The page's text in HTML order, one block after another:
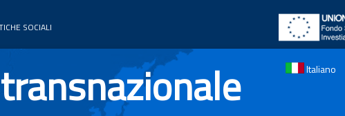
SOCIALI
Italiano